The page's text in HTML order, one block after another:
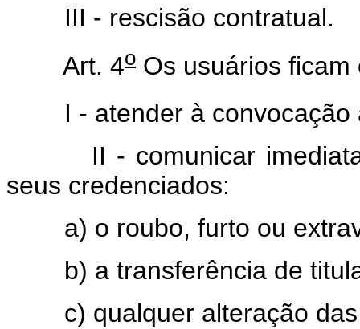
III - rescisão contratual.
Art. 4o Os usuários ficam
I - atender à convocação
II - comunicar
seus credenciados:
a) o roubo, furto ou
b) a transferência de
c) qualquer alteração das